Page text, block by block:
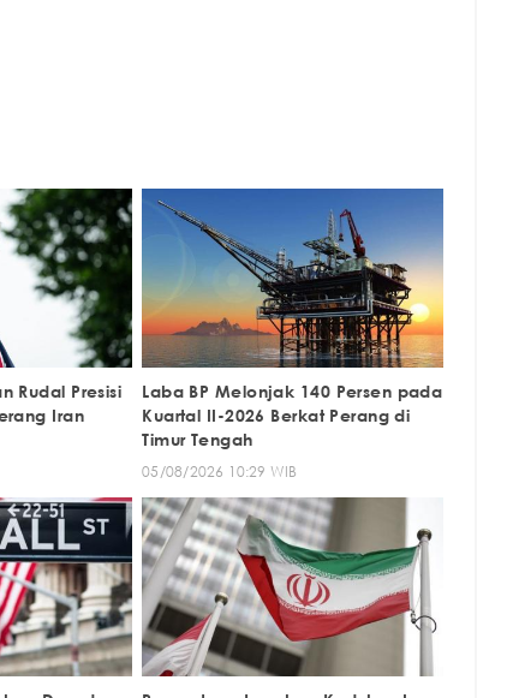
Rudal Presisi
Iran
Laba BP Melonjak 140 Persen pada
Kuartal II-2026 Berkat Perang di
Timur Tengah
05/08/2026 10:29 WIB